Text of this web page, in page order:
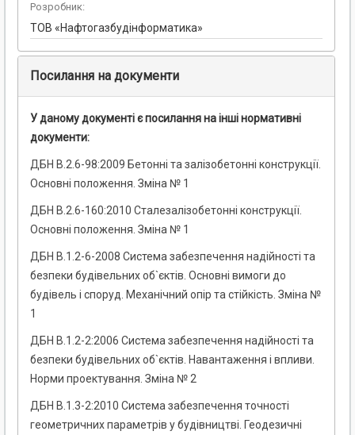
Розробник:
TOB «Нафтогазбудінформатика»
Посилання на документи
У даному документі є посилання на інші нормативні
документи:
ДБН В.2.6-98:2009 Бетонні та залізобетонні конструкції.
Основні положення. Зміна № 1
ДБН В.2.6-160:2010 Сталезалізобетонні конструкції.
Основні положення. Зміна № 1
ДБН В.1.2-6-2008 Система забезпечення надійності та
безпеки будівельних об`єктів. Основні вимоги до
будівель і споруд. Механічний опір та стійкість. Зміна №
1
ДБН В.1.2-2:2006 Система забезпечення надійності та
безпеки будівельних об`єктів. Навантаження і впливи.
Норми проектування. Зміна № 2
ДБН В.1.3-2:2010 Система забезпечення точності
геометричних параметрів у будівництві. Геодезичні